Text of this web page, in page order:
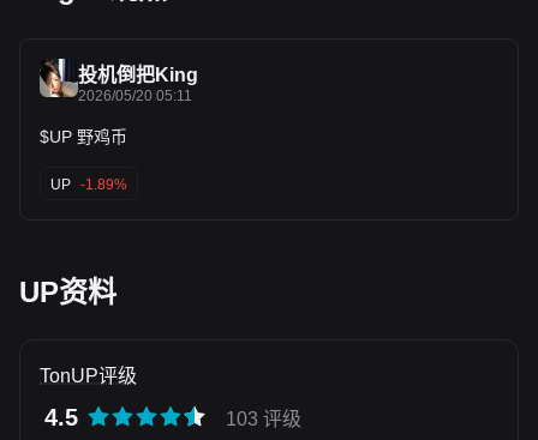
投机倒把King
2026/05/20 05:11
$UP 野鸡币
UP -1.89%
UP资料
TonUP评级
4.5 103 评级